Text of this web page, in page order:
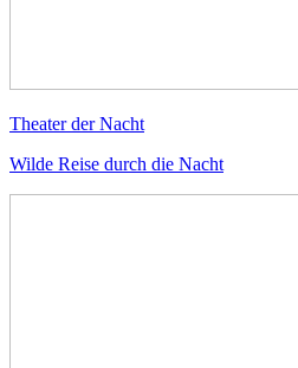
Theater der Nacht
Wilde Reise durch die Nacht